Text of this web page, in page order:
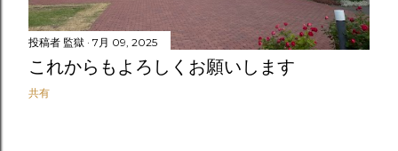
投稿者 監獄 7月 09, 2025
これからもよろしくお願いします
共有